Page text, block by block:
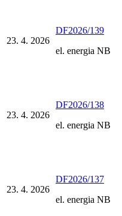
23. 4. 2026
DF2026/139
el. energia NB
23. 4. 2026
DF2026/138
el. energia NB
23. 4. 2026
DF2026/137
el. energia NB